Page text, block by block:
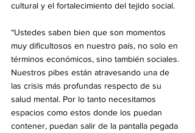
cultural y el fortalecimiento del tejido social.
“Ustedes saben bien que son momentos
muy dificultosos en nuestro país, no solo en
términos económicos, sino también sociales.
Nuestros pibes están atravesando una de
las crisis más profundas respecto de su
salud mental. Por lo tanto necesitamos
espacios como estos donde los puedan
contener, puedan salir de la pantalla pegada